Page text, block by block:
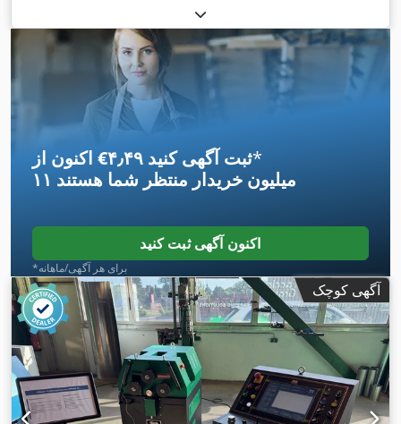
اکنون از ‎€۴٫۴۹ ثبت آگهی کنید*
۱۱ میلیون خریدار منتظر شما هستند
اکنون آگهی ثبت کنید
*برای هر آگهی/ماهانه
آگهی کوچک